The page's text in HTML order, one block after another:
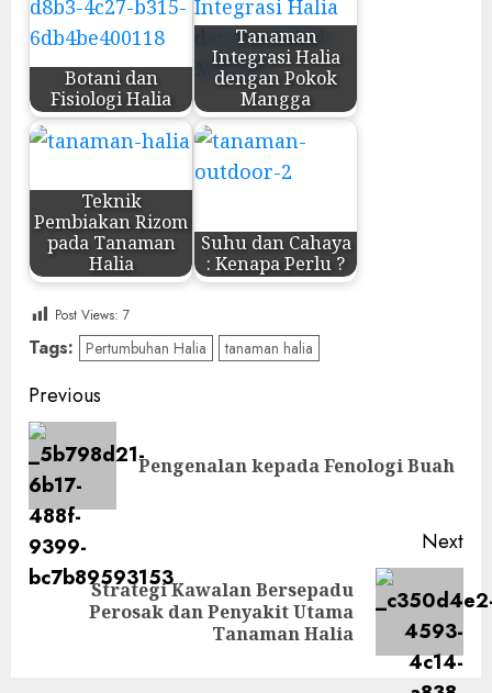
Botani dan
Fisiologi Halia
Tanaman
Integrasi Halia
dengan Pokok
Mangga
Teknik
Pembiakan Rizom
pada Tanaman
Halia
Suhu dan Cahaya
: Kenapa Perlu ?
Post Views: 7
Tags: Pertumbuhan Halia tanaman halia
Post
navigation
Previous
Pengenalan kepada Fenologi Buah
Next
Strategi Kawalan Bersepadu
Perosak dan Penyakit Utama
Tanaman Halia